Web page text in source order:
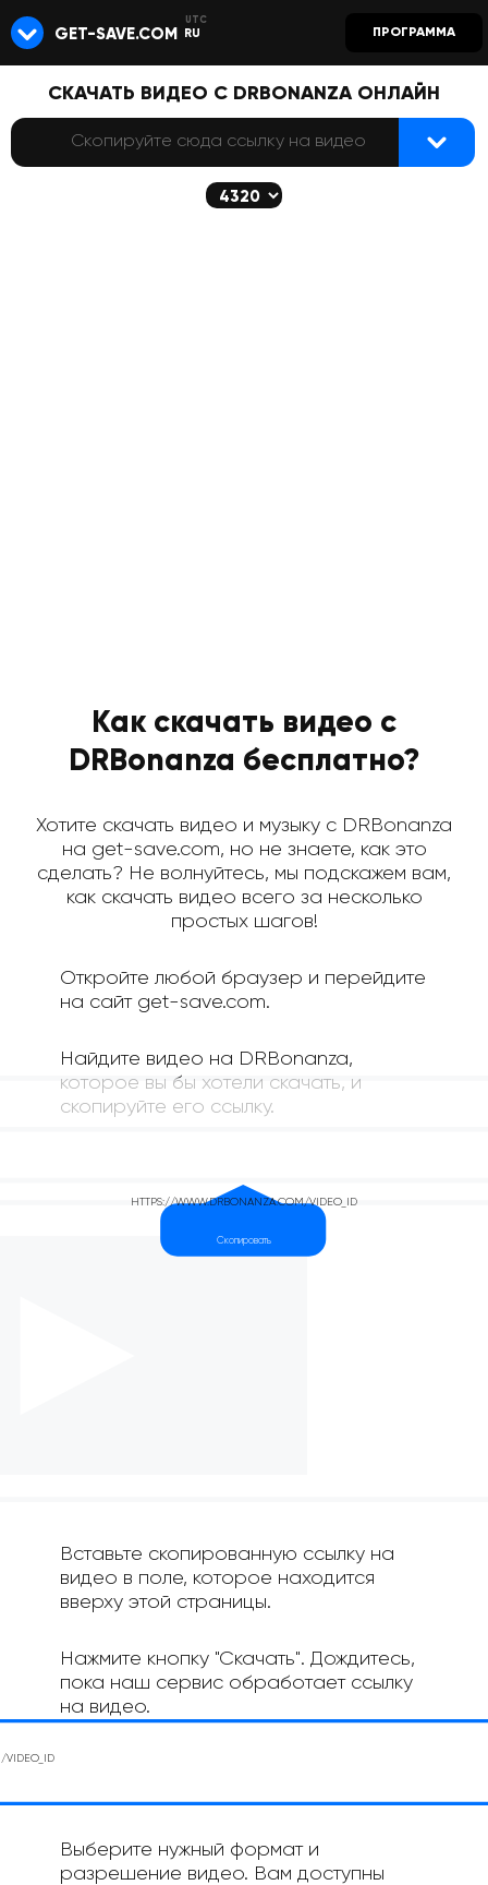
GET-SAVE.COM RU ПРОГРАММА
СКАЧАТЬ ВИДЕО С DRBONANZA ОНЛАЙН
Как скачать видео с
DRBonanza бесплатно?
Хотите скачать видео и музыку с DRBonanza
на get-save.com, но не знаете, как это
сделать? Не волнуйтесь, мы подскажем вам,
как скачать видео всего за несколько
простых шагов!
Откройте любой браузер и перейдите
на сайт get-save.com.
Найдите видео на DRBonanza,
которое вы бы хотели скачать, и
скопируйте его ссылку.
Вставьте скопированную ссылку на
видео в поле, которое находится
вверху этой страницы.
Нажмите кнопку "Скачать". Дождитесь,
пока наш сервис обработает ссылку
на видео.
Выберите нужный формат и
разрешение видео. Вам доступны